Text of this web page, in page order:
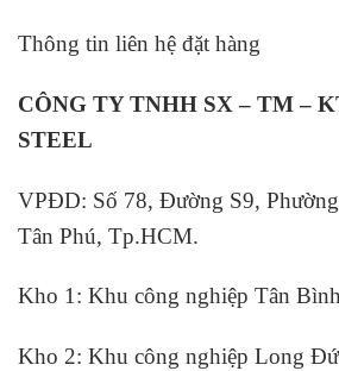
Thông tin liên hệ đặt hàng
CÔNG TY TNHH SX – TM –
STEEL
VPĐD: Số 78, Đường S9,
Tân Phú, Tp.HCM.
Kho 1: Khu công nghiệp Tân
Kho 2: Khu công nghiệp Long